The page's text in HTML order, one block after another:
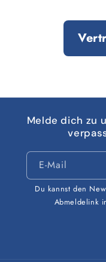
Melde dich zu
E-Mail
Du kannst den
Abmeldelink